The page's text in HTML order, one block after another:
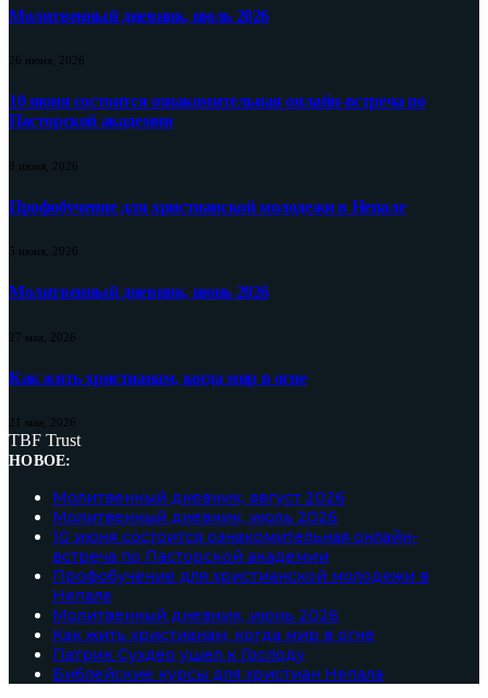
Молитвенный дневник, июль 2026
26 июня, 2026
10 июня состоится ознакомительная онлайн-встреча по
Пасторской академии
8 июня, 2026
Профобучение для христианской молодежи в Непале
5 июня, 2026
Молитвенный дневник, июнь 2026
27 мая, 2026
Как жить христианам, когда мир в огне
21 мая, 2026
TBF Trust
НОВОЕ:
Молитвенный дневник, август 2026
Молитвенный дневник, июль 2026
10 июня состоится ознакомительная онлайн-
встреча по Пасторской академии
Профобучение для христианской молодежи в
Непале
Молитвенный дневник, июнь 2026
Как жить христианам, когда мир в огне
Патрик Сухдео ушел к Господу
Библейские курсы для христиан Непала